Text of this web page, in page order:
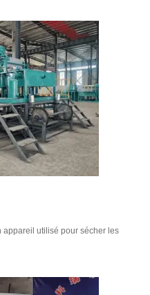
utilisé pour sécher les